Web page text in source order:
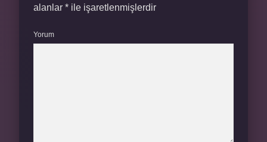
alanlar * ile işaretlenmişlerdir
Yorum